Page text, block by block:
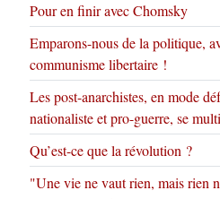
Pour en finir avec Chomsky
Emparons-nous de la politique,
communisme libertaire !
Les post-anarchistes, en mode
nationaliste et pro-guerre, se
Qu’est-ce que la révolution ?
"Une vie ne vaut rien, mais rien